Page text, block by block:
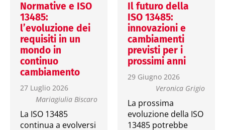
Normative e ISO
13485:
l’evoluzione dei
requisiti in un
mondo in
continuo
cambiamento
27 Luglio 2026
Mariagiulia Biscaro
La ISO 13485
continua a evolversi
Il futuro della
ISO 13485:
innovazioni e
cambiamenti
previsti per i
prossimi anni
29 Giugno 2026
Veronica Grigio
La prossima
evoluzione della ISO
13485 potrebbe